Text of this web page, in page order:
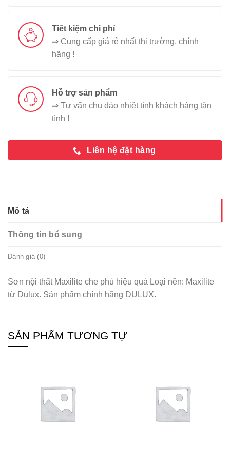
Tiết kiệm chi phí
⇒ Cung cấp giá rẻ nhất thị trường, chính
hãng !
Hỗ trợ sản phẩm
⇒ Tư vấn chu đáo nhiệt tình khách hàng tận
tình !
Liên hệ đặt hàng
Mô tả
Thông tin bổ sung
Đánh giá (0)
Sơn nội thất Maxilite che phủ hiệu quả Loại nền: Maxilite
từ Dulux. Sản phẩm chính hãng DULUX.
SẢN PHẨM TƯƠNG TỰ